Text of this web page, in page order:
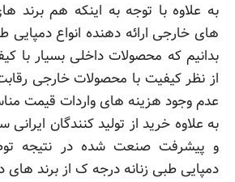
به علاوه با توجه به اینکه هم برند
های خارجی ارائه دهنده انواع دمپایی
بدانیم که محصولات داخلی بسیار با
از نظر کیفیت با محصولات خارجی
عدم وجود هزینه های واردات قیمت
به علاوه خرید از تولید کنندگان
و پیشرفت صنعت شده در نتیجه
دمپایی طبی زنانه درجه ک از برند